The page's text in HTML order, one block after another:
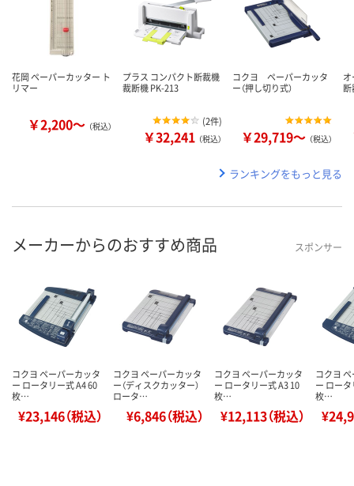
花岡 ペーパーカッター ト
リマー
￥2,200～ （税込）
プラス コンパクト断裁機
裁断機 PK-213
(2件)
￥32,241 （税込）
コクヨ ペーパーカッタ
ー（押し切り式）
￥29,719～ （税込）
ランキングをもっと見る
メーカーからのおすすめ商品 スポンサー
コクヨ ペーパーカッタ
ー ロータリー式 A4 60
枚…
¥23,146（税込）
コクヨ ペーパーカッタ
ー（ディスクカッター）
ロータ…
¥6,846（税込）
コクヨ ペーパーカッタ
ー ロータリー式 A3 10
枚…
¥12,113（税込）
コクヨ
ー ロー
枚…